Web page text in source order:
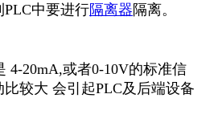
中要进行隔离器隔离。
4-20mA,或者0-10V的标准信
较大 会引起PLC及后端设备